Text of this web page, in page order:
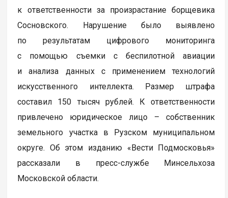
к ответственности за произрастание борщевика
Сосновского. Нарушение было выявлено
по результатам цифрового мониторинга
с помощью съемки с беспилотной авиации
и анализа данных с применением технологий
искусственного интеллекта. Размер штрафа
составил 150 тысяч рублей. К ответственности
привлечено юридическое лицо – собственник
земельного участка в Рузском муниципальном
округе. Об этом изданию «Вести Подмосковья»
рассказали в пресс-службе Минсельхоза
Московской области.